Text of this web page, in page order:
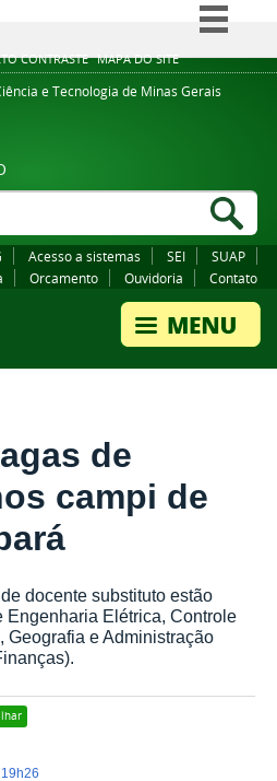
CONTRASTE MAPA DO SITE
Simplifique!
Comunica BR
Legislação
e Tecnologia de Minas Gerais
Acesso a sistemas SEI
SUAP
Orcamento Ouvidoria Contato
de
campi de
docente substituto estão
Engenharia Elétrica, Controle
Geografia e Administração